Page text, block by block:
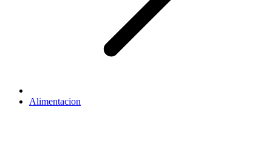
Alimentacion